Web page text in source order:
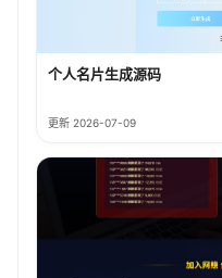
个人名片生成源码
更新 2026-07-09